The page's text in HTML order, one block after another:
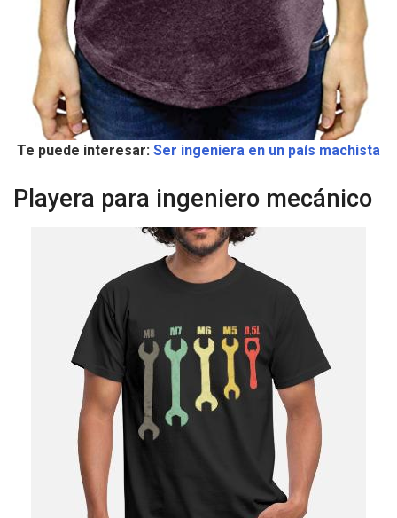
Te puede interesar: Ser ingeniera en un país machista
Playera para ingeniero mecánico